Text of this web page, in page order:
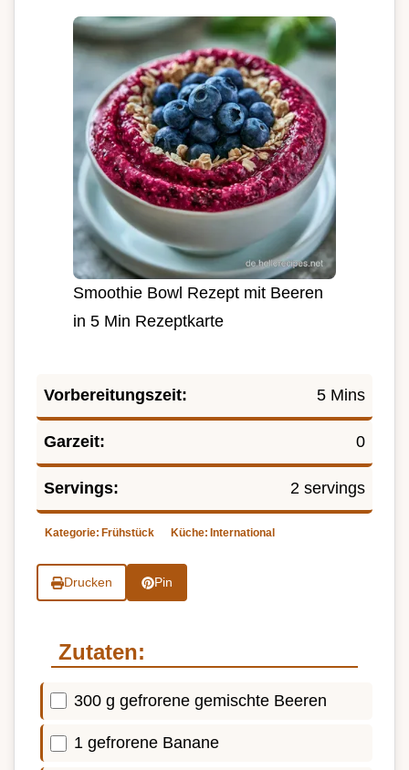
Smoothie Bowl Rezept mit Beeren
in 5 Min Rezeptkarte
Vorbereitungszeit: 5 Mins
Garzeit: 0
Servings: 2 servings
Kategorie: Frühstück Küche: International
Drucken Pin
Zutaten:
300 g gefrorene gemischte Beeren
1 gefrorene Banane